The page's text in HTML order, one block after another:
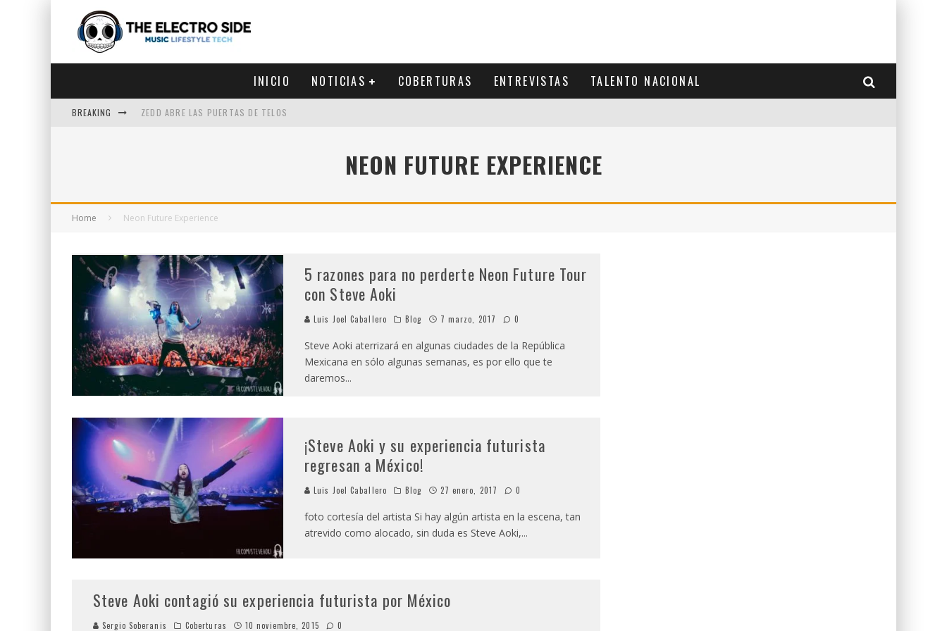
INICIO NOTICIAS COBERTURAS ENTREVISTAS TALENTO NACIONAL
BREAKING ZEDD ABRE LAS PUERTAS DE TELOS
NEON FUTURE EXPERIENCE
Home Neon Future Experience
5 razones para no perderte Neon Future Tour
con Steve Aoki
Luis Joel Caballero Blog 7 marzo, 2017 0
Steve Aoki aterrizará en algunas ciudades de la República
Mexicana en sólo algunas semanas, es por ello que te
daremos...
¡Steve Aoki y su experiencia futurista
regresan a México!
Luis Joel Caballero Blog 27 enero, 2017 0
foto cortesía del artista Si hay algún artista en la escena, tan
atrevido como alocado, sin duda es Steve Aoki,...
Steve Aoki contagió su experiencia futurista por México
Sergio Soberanis Coberturas 10 noviembre, 2015 0